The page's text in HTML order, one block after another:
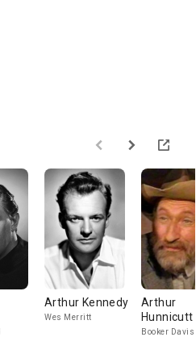
Arthur Kennedy
Wes Merritt
Arthur
Hunnicutt
Booker Davis